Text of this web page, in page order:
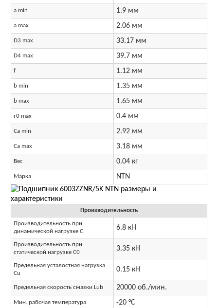
a min 1.9 мм
a max 2.06 мм
D3 max 33.17 мм
D4 max 39.7 мм
f 1.12 мм
b min 1.35 мм
b max 1.65 мм
r0 max 0.4 мм
Ca min 2.92 мм
Ca max 3.18 мм
Вес 0.04 кг
Марка NTN
Производительность
Производительность при
динамической нагрузке C
6.8 кН
Производительность при
статической нагрузке C0
3.35 кН
Предельная усталостная нагрузка
Cu
0.15 кН
Предельная скорость смазки Lub 20000 об./мин.
Мин. рабочая температура -20 °C